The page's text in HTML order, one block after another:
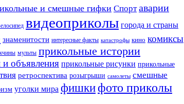
и смешные гифки Спорт аварии
видеоприколы города и страны
знаменитости интересные факты катастрофы кино комиксы
мульты прикольные истории
объявления прикольные рисунки прикольные
ретроспектива розыгрыши самолеты смешные
уголки мира фишкифото приколы